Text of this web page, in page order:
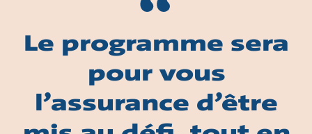
Le programme sera
pour vous
l’assurance d’être